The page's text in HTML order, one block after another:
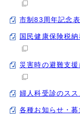
市制83周年記念
国民健康保険税
災害時の避難支
婦人科受診のス
各種お知らせ・